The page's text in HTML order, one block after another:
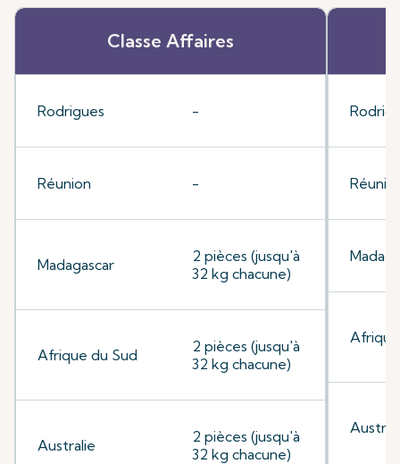
Classe Affaires
Rodrigues -
Réunion -
Madagascar
2 pièces (jusqu'à
32 kg chacune)
Afrique du Sud
2 pièces (jusqu'à
32 kg chacune)
Australie
2 pièces (jusqu'à
32 kg chacune)